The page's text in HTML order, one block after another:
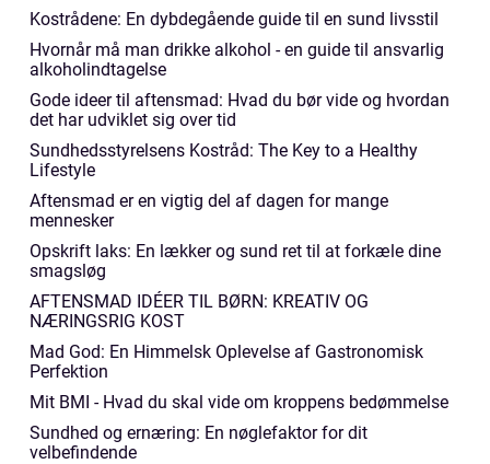
Kostrådene: En dybdegående guide til en sund livsstil
Hvornår må man drikke alkohol - en guide til ansvarlig
alkoholindtagelse
Gode ideer til aftensmad: Hvad du bør vide og hvordan
det har udviklet sig over tid
Sundhedsstyrelsens Kostråd: The Key to a Healthy
Lifestyle
Aftensmad er en vigtig del af dagen for mange
mennesker
Opskrift laks: En lækker og sund ret til at forkæle dine
smagsløg
AFTENSMAD IDÉER TIL BØRN: KREATIV OG
NÆRINGSRIG KOST
Mad God: En Himmelsk Oplevelse af Gastronomisk
Perfektion
Mit BMI - Hvad du skal vide om kroppens bedømmelse
Sundhed og ernæring: En nøglefaktor for dit
velbefindende